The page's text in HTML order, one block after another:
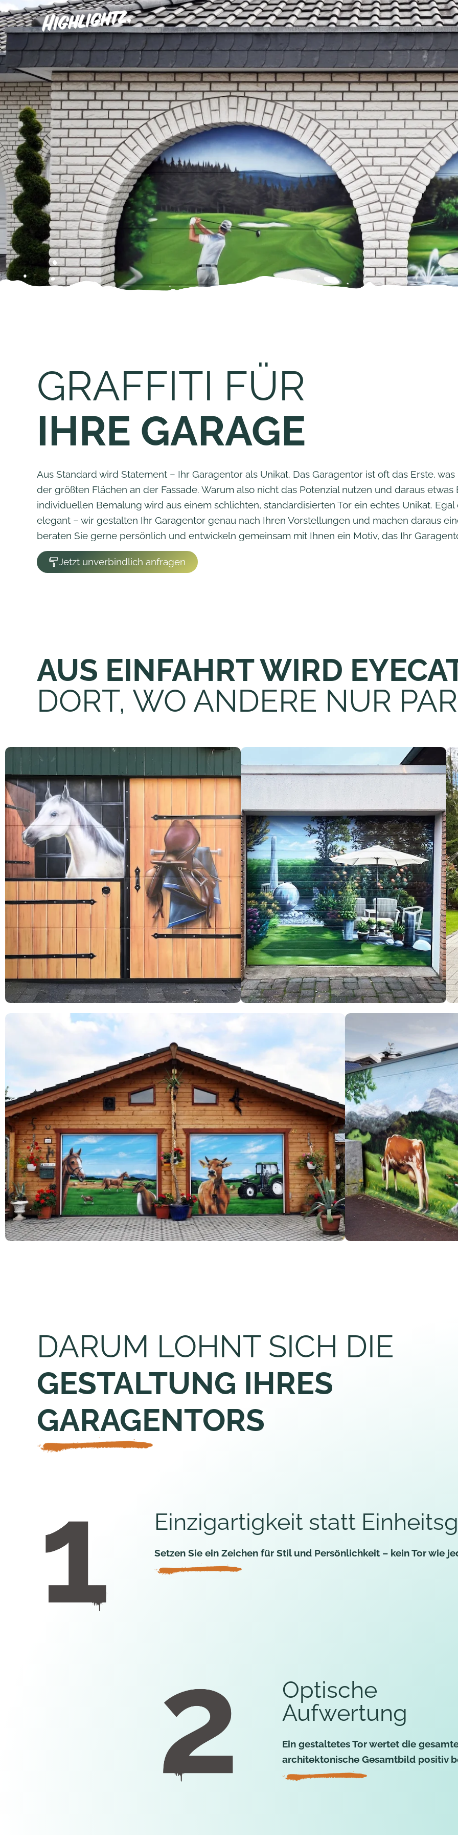
GRAFFITI FÜR
IHRE GARAGE
Aus Standard wird Statement – Ihr Garagentor als Unikat. Das Garagentor ist oft das Erste,
der größten Flächen an der Fassade. Warum also nicht das Potenzial nutzen und daraus
individuellen Bemalung wird aus einem schlichten, standardisierten Tor ein echtes Unikat.
elegant – wir gestalten Ihr Garagentor genau nach Ihren Vorstellungen und machen daraus
beraten Sie gerne persönlich und entwickeln gemeinsam mit Ihnen ein Motiv, das Ihr
Jetzt unverbindlich anfragen
AUS EINFAHRT WIRD
DORT, WO ANDERE NUR
DARUM LOHNT SICH DIE
GESTALTUNG IHRES
GARAGENTORS
Einzigartigkeit statt
Setzen Sie ein Zeichen für Stil und Persönlichkeit – kein Tor wie
Optische
Aufwertung
Ein gestaltetes Tor wertet die
architektonische Gesamtbild positiv